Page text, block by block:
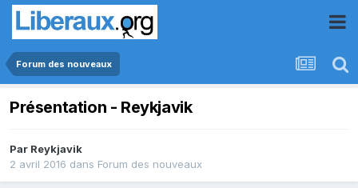
Forum des nouveaux
Présentation - Reykjavik
Par Reykjavik
2 avril 2016 dans Forum des nouveaux